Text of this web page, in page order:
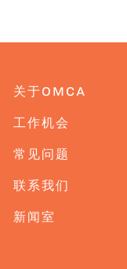
关于OMCA
工作机会
常见问题
联系我们
新闻室